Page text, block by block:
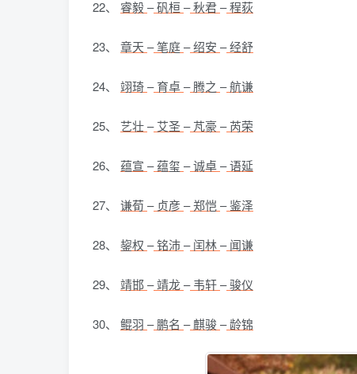
22、 睿毅–矾桓–秋君–程荻
23、 章天 –笔庭–绍安 –经舒
24、 翊琦–育卓–腾之 –航谦
25、 艺壮–艾圣–芃豪–芮荣
26、 蕴宣 –蕴玺 –诚卓–语延
27、 谦荀 –贞彦–郑恺 –鉴泽
28、 鋆权 –铭沛–闰林–闻谦
29、 靖邯–靖龙–韦轩–骏仪
30、 鲲羽 –鹏名 –麒骏 –龄锦